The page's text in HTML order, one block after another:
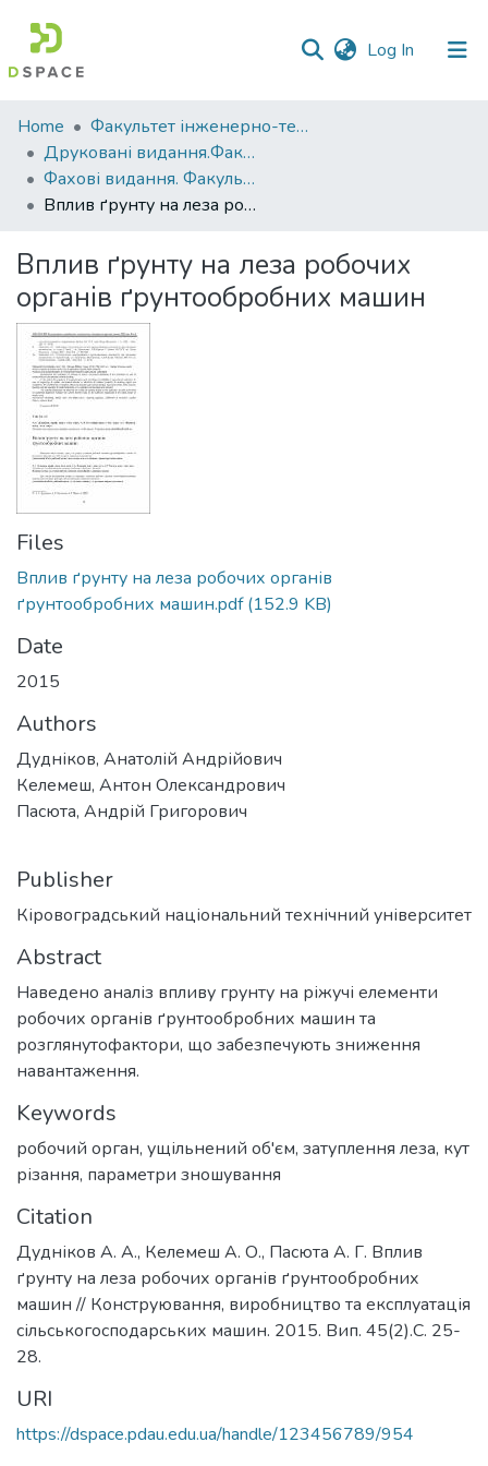
Log In (current)
Communities
&
Collections
All of DSpace
Statistics
Home
Факультет інженерно-технологічний
Друковані видання.Факультет інженерно-технологічний
Фахові видання. Факультет інженерно-технологічний
Вплив ґрунту на леза робочих органів ґрунтообробних машин
Вплив ґрунту на леза робочих
органів ґрунтообробних машин
Files
Вплив ґрунту на леза робочих органів
ґрунтообробних машин.pdf(152.9 KB)
Date
2015
Authors
Дудніков, Анатолій Андрійович
Келемеш, Антон Олександрович
Пасюта, Андрій Григорович
Publisher
Кіровоградський національний технічний університет
Abstract
Наведено аналіз впливу грунту на ріжучі елементи
робочих органів ґрунтообробних машин та
розглянутофактори, що забезпечують зниження
навантаження.
Keywords
робочий орган, ущільнений об'єм, затуплення леза, кут
різання, параметри зношування
Citation
Дудніков А. А., Келемеш А. О., Пасюта А. Г. Вплив
ґрунту на леза робочих органів ґрунтообробних
машин // Конструювання, виробництво та експлуатація
сільськогосподарських машин. 2015. Вип. 45(2).С. 25-
28.
URI
https://dspace.pdau.edu.ua/handle/123456789/954